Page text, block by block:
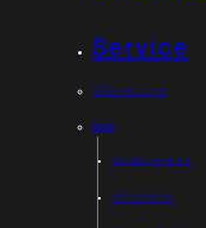
Service
ブランディング
Web
コーポレートサイト
ブランドサイト